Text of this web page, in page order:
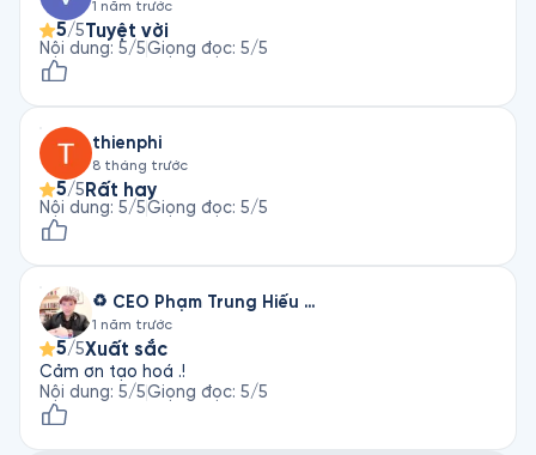
1 năm trước
5/5Tuyệt vời
Nội dung: 5/5Giọng đọc: 5/5
thienphi
8 tháng trước
5/5 Rất hay
Nội dung: 5/5Giọng đọc: 5/5
♻️ CEO Phạm Trung Hiếu 🇻🇳
1 năm trước
5/5Xuất sắc
Cảm ơn tạo hoá .!
Nội dung: 5/5Giọng đọc: 5/5